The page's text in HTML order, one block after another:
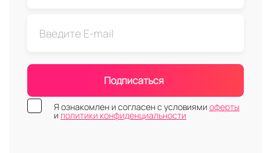
Подписаться
Я ознакомлен и согласен с условиями оферты
и политики конфиденциальности